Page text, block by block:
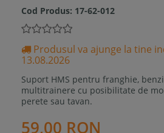
Cod Produs: 17-62-012
Produsul va ajunge la tine
13.08.2026
Suport HMS pentru franghie,
multitrainere cu posibilitate de
perete sau tavan.
59,00 RON